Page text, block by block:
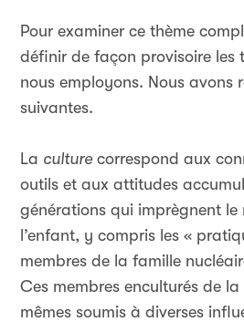
Pour examiner ce thème
définir de façon provisoire les
nous employons. Nous avons
suivantes.
La culture correspond aux
outils et aux attitudes
générations qui imprègnent
l’enfant, y compris les «
membres de la famille
Ces membres enculturés de
mêmes soumis à diverses